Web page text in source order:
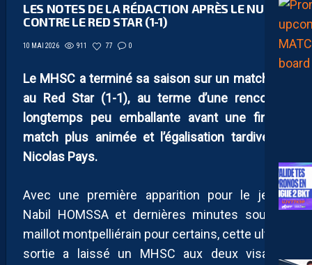
LES NOTES DE LA RÉDACTION APRÈS LE NUL
CONTRE LE RED STAR (1-1)
10 MAI 2026 911 77 0
Le MHSC a terminé sa saison sur un match nul
au Red Star (1-1), au terme d’une rencontre
longtemps peu emballante avant une fin de
match plus animée et l’égalisation tardive de
Nicolas Pays.
Avec une première apparition pour le jeune
Nabil HOMSSA et dernières minutes sous le
maillot montpelliérain pour certains, cette ultime
sortie a laissé un MHSC aux deux visages